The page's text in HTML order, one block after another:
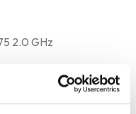
2.0 GHz